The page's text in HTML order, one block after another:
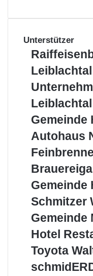
Öffnungszeiten:
Mo – Fr.:
Mo, Mi.:
Unterstützer
Raiffeisenbank
Leiblachtal
Leiblachtal
Unternehmerbörse
Leiblachtal
Gemeinde
Gemeinde
Autohaus
Autohaus
Feinbrennerei
Brauereigasthof
Gemeinde
Gemeinde
Schmitzer
GmbH
Schmitzer
Gemeinde
Gemeinde
Hotel
Schönblick
Hotel
Toyota
Walter
Toyota
schmidERDBAU